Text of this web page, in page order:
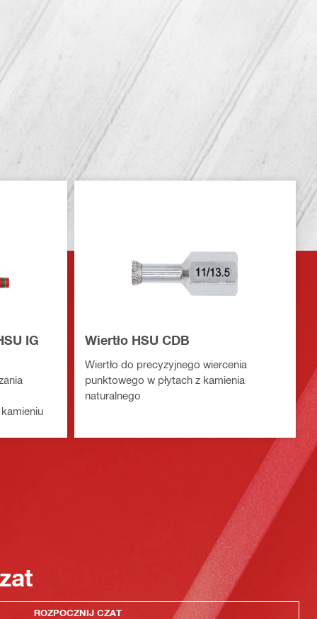
IG
Wiertło HSU CDB
Wiertło do precyzyjnego wiercenia
punktowego w płytach z kamienia
naturalnego
ROZPOCZNIJ CZAT